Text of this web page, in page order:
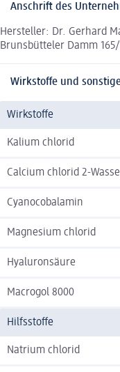
Anschrift des
Hersteller: Dr. Gerhard
Brunsbütteler Damm
Wirkstoffe und
Wirkstoffe
Kalium chlorid
Calcium chlorid 2-
Cyanocobalamin
Magnesium chlorid
Hyaluronsäure
Macrogol 8000
Hilfsstoffe
Natrium chlorid